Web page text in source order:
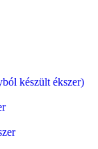
készült ékszer)